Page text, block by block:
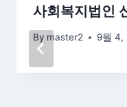
사회복지법인
By master2 9월 4,